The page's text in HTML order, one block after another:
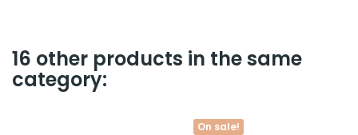
16 other products in the same
category:
On sale!